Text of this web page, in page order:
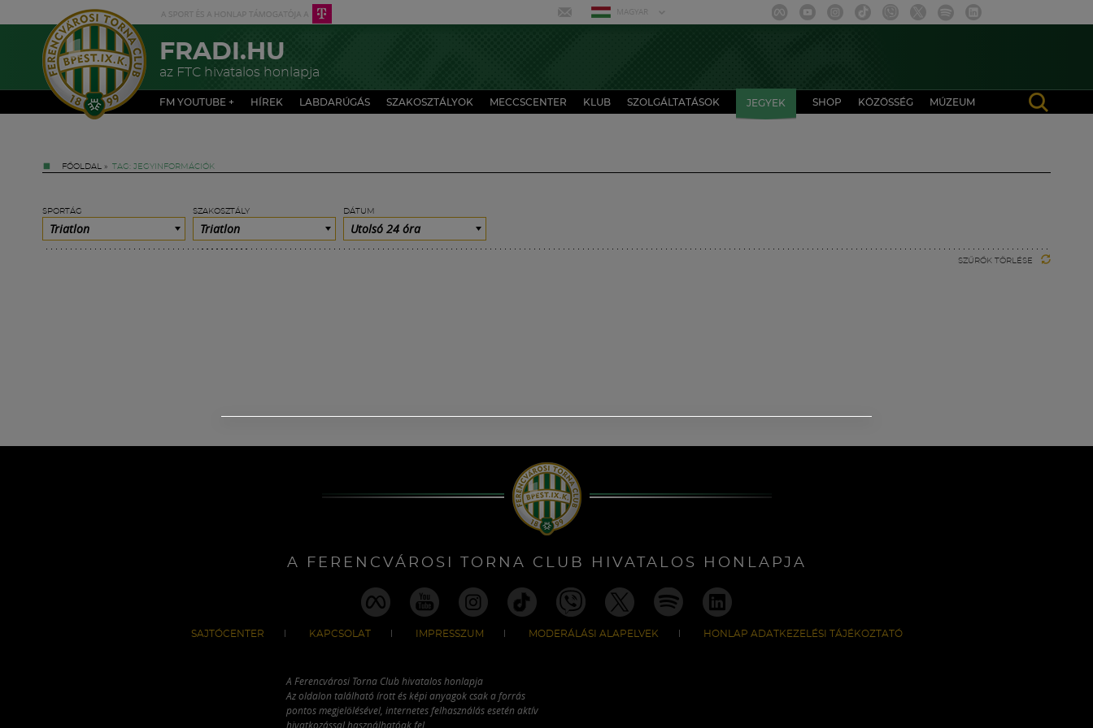
MAGYAR
FRADI.HU
az FTC hivatalos honlapja
FM YOUTUBE + HÍREK LABDARÚGÁS SZAKOSZTÁLYOK MECCSCENTER KLUB SZOLGÁLTATÁSOK JEGYEK SHOP KÖZÖSSÉG MÚZEUM
FŐOLDAL » TAG: JEGYINFORMÁCIÓK
SPORTÁG
Triatlon
SZAKOSZTÁLY
Triatlon
DÁTUM
Utolsó 24 óra
SZŰRŐK TÖRLÉSE
A FERENCVÁROSI TORNA CLUB HIVATALOS HONLAPJA
SAJTÓCENTER KAPCSOLAT IMPRESSZUM MODERÁLÁSI ALAPELVEK HONLAP ADATKEZELÉSI TÁJÉKOZTATÓ
A Ferencvárosi Torna Club hivatalos honlapja
Az oldalon található írott és képi anyagok csak a forrás
pontos megjelölésével, internetes felhasználás esetén aktív
hivatkozással használhatóak fel.